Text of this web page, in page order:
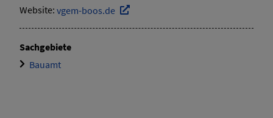
Website: vgem-boos.de
Sachgebiete
Bauamt